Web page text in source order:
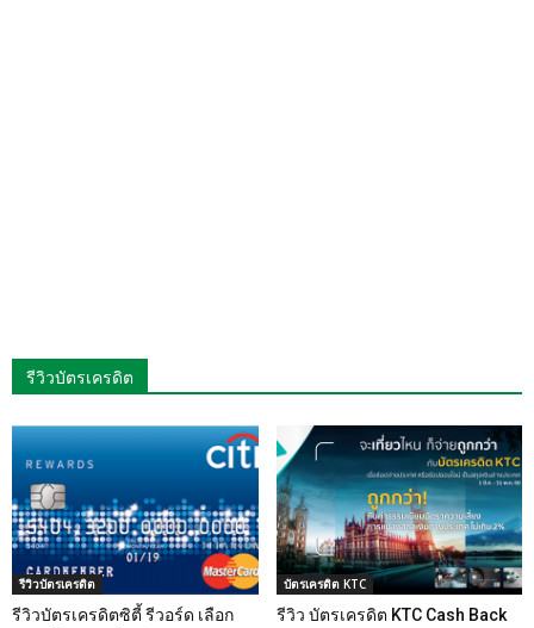
รีวิวบัตรเครดิต
รีวิวบัตรเครดิต
รีวิวบัตรเครดิตซิตี้ รีวอร์ด เลือก
บัตรเครดิต KTC
รีวิว บัตรเครดิต KTC Cash Back